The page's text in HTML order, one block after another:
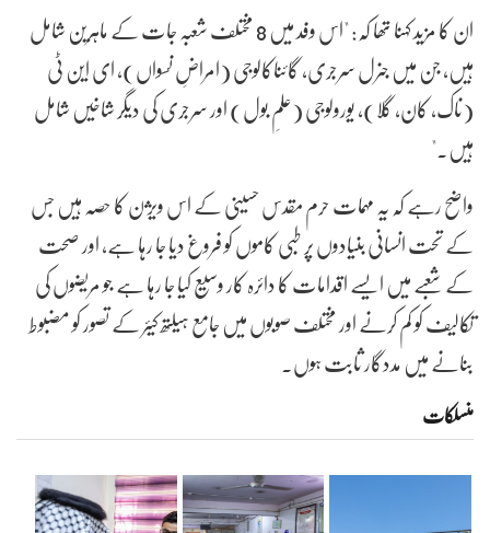
ان کا مزید کہنا تھا کہ: "اس وفد میں 8 مختلف شعبہ جات کے ماہرین شامل
ہیں، جن میں جنرل سرجری، گائناکالوجی (امراضِ نسواں)، ای این ٹی
(ناک، کان، گلا)، یورولوجی (علمِ بول) اور سرجری کی دیگر شاخیں شامل
ہیں۔"
واضح رہے کہ یہ مہمات حرم مقدس حسینی کے اس ویژن کا حصہ ہیں جس
کے تحت انسانی بنیادوں پر طبی کاموں کو فروغ دیا جا رہا ہے، اور صحت
کے شعبے میں ایسے اقدامات کا دائرہ کار وسیع کیا جا رہا ہے جو مریضوں کی
تکالیف کو کم کرنے اور مختلف صوبوں میں جامع ہیلتھ کیئر کے تصور کو مضبوط
بنانے میں مددگار ثابت ہوں۔
منسلکات